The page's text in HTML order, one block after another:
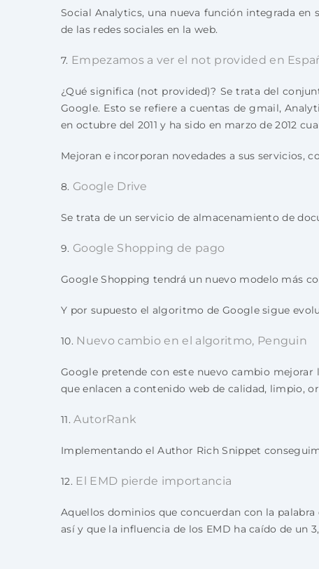
Social Analytics, una nueva función integrada
de las redes sociales en la web.
7. Empezamos a ver el not provided en
¿Qué significa (not provided)? Se trata del
Google. Esto se refiere a cuentas de gmail,
en octubre del 2011 y ha sido en marzo de 2012
Mejoran e incorporan novedades a sus servicios,
8. Google Drive
Se trata de un servicio de almacenamiento de
9. Google Shopping de pago
Google Shopping tendrá un nuevo modelo más
Y por supuesto el algoritmo de Google sigue
10. Nuevo cambio en el algoritmo, Penguin
Google pretende con este nuevo cambio
que enlacen a contenido web de calidad, limpio,
11.AutorRank
Implementando el Author Rich Snippet
12. El EMD pierde importancia
Aquellos dominios que concuerdan con la
así y que la influencia de los EMD ha caído de un